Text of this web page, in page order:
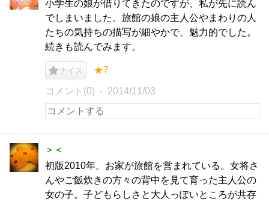
小学生の娘が借りてきたのですが、私が先に読ん
でしまいました。旅館の娘の主人公やまわりの人
たちの気持ちの描写が細やかで、魅力的でした。
続きも読んでみます。
ナイス ★7
コメント(0) 2014/11/03
＞＜
初版2010年。お家が旅館を営まれている。女将さ
んやご飯炊きの方々の背中を見て育った主人公の
女の子。子どもらしさと大人っぽいところが共存